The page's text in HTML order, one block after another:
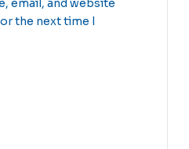
email, and website
the next time I